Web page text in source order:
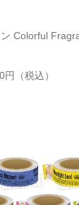
Colorful
（税込）